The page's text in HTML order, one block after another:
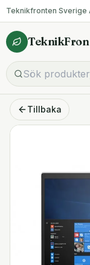
Teknikfronten Sverige
Tillbaka